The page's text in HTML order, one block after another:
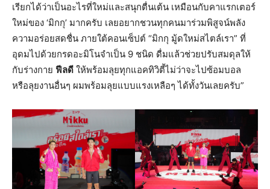
เรียกได้ว่าเป็นอะไรที่ใหม่และสนุกตื่นเต้น เหมือนกับคาแรกเตอร์
ใหม่ของ ‘มิกกุ’ มากครับ เลยอยากชวนทุกคนมาร่วมพิสูจน์พลัง
ความอร่อยสดชื่น ภายใต้คอนเซ็ปต์ “มิกกุ มู้ดใหม่สไตล์เรา” ที่
อุดมไปด้วยกรดอะมิโนจำเป็น 9 ชนิด ดื่มแล้วช่วยปรับสมดุลให้
กับร่างกาย ฟีลดี ให้พร้อมลุยทุกแอคทิวิตี้ไม่ว่าจะไปซ้อมบอล
หรือลุยงานอื่นๆ ผมพร้อมลุยแบบแรงเหลือๆ ได้ทั้งวันเลยครับ”